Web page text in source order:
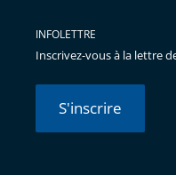
INFOLETTRE
Inscrivez-vous à la lettre
S'inscrire